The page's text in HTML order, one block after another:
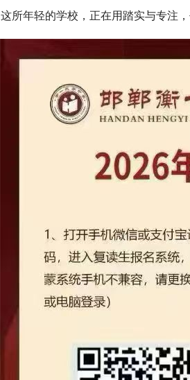
这所年轻的学校，正在用踏实与专注